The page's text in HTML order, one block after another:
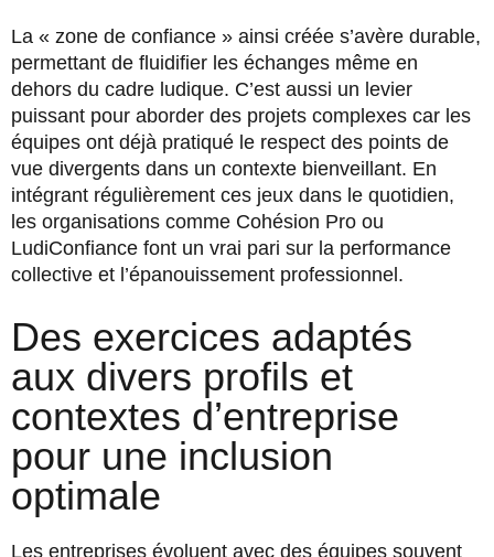
La « zone de confiance » ainsi créée s’avère durable,
permettant de fluidifier les échanges même en
dehors du cadre ludique. C’est aussi un levier
puissant pour aborder des projets complexes car les
équipes ont déjà pratiqué le respect des points de
vue divergents dans un contexte bienveillant. En
intégrant régulièrement ces jeux dans le quotidien,
les organisations comme Cohésion Pro ou
LudiConfiance font un vrai pari sur la performance
collective et l’épanouissement professionnel.
Des exercices adaptés
aux divers profils et
contextes d’entreprise
pour une inclusion
optimale
Les entreprises évoluent avec des équipes souvent